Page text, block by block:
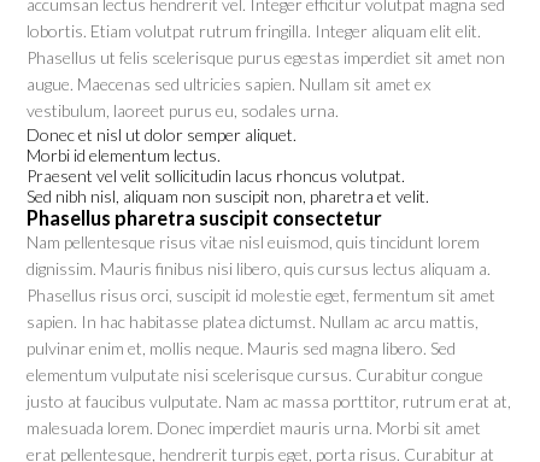
lobortis. Etiam volutpat rutrum fringilla. Integer aliquam elit elit.
Phasellus ut felis scelerisque purus egestas imperdiet sit amet non
augue. Maecenas sed ultricies sapien. Nullam sit amet ex
vestibulum, laoreet purus eu, sodales urna.
Donec et nisl ut dolor semper aliquet.
Morbi id elementum lectus.
Praesent vel velit sollicitudin lacus rhoncus volutpat.
Sed nibh nisl, aliquam non suscipit non, pharetra et velit.
Phasellus pharetra suscipit consectetur
Nam pellentesque risus vitae nisl euismod, quis tincidunt lorem
dignissim. Mauris finibus nisi libero, quis cursus lectus aliquam a.
Phasellus risus orci, suscipit id molestie eget, fermentum sit amet
sapien. In hac habitasse platea dictumst. Nullam ac arcu mattis,
pulvinar enim et, mollis neque. Mauris sed magna libero. Sed
elementum vulputate nisi scelerisque cursus. Curabitur congue
justo at faucibus vulputate. Nam ac massa porttitor, rutrum erat at,
malesuada lorem. Donec imperdiet mauris urna. Morbi sit amet
erat pellentesque, hendrerit turpis eget, porta risus. Curabitur at